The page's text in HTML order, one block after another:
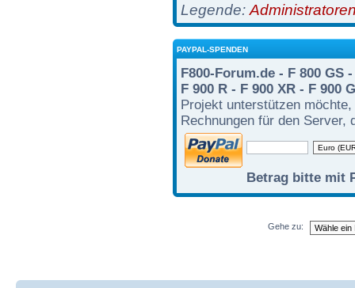
Legende:
PAYPAL-SPENDEN
F800-Forum.de - F 800 GS
F 900 R - F 900 XR - F 900
Projekt unterstützen
Rechnungen für den Server,
Betrag bitte mit
Gehe zu: